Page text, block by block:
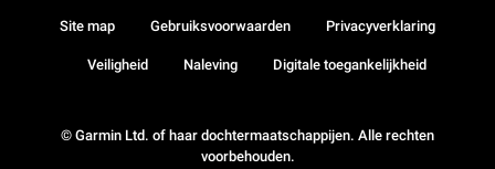
© Garmin Ltd. of haar dochtermaatschappijen. Alle rechten
voorbehouden.
Site map Gebruiksvoorwaarden Privacyverklaring
Veiligheid Naleving Digitale toegankelijkheid